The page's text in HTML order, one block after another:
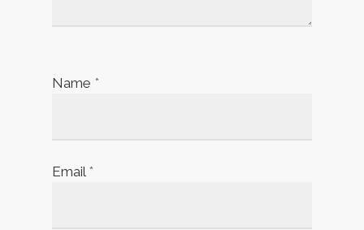
Name *
Email *